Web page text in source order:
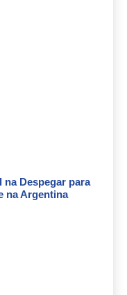
Despegar para
na Argentina